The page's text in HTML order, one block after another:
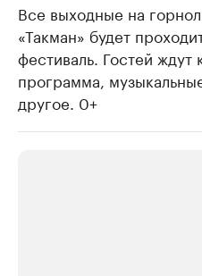
Все выходные на
«Такман» будет
фестиваль. Гостей ждут
программа,
другое. 0+